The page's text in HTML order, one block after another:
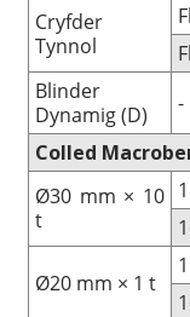
Cryfder
Tynnol
Blinder
Dynamig (D)
-
Colled
Ø30 mm × 10
t
Ø20 mm × 1 t